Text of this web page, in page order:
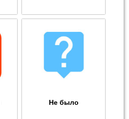
Не было